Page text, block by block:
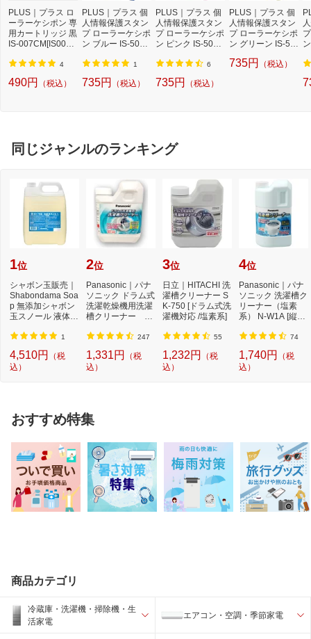
PLUS｜プラス ロ
ーラーケシポン 専
用カートリッジ 黒
IS-007CM[IS007C
4
490円 （税込）
PLUS｜プラス 個
人情報保護スタン
プ ローラーケシポ
ン ブルー IS-500C
BL]
1
735円 （税込）
PLUS｜プラス 個
人情報保護スタン
プ ローラーケシポ
ン ピンク IS-500C
PK]
6
735円 （税込）
PLUS｜プラス 個
人情報保護スタン
プ ローラーケシポ
ン グリーン IS-50
MBGR]
735円 （税込）
同じジャンルのランキング
1位
シャボン玉販売｜
Shabondama Soa
p 無添加シャボン
玉スノール 液体タ
1
4,510円
（税
込）
2位
Panasonic｜パナ
ソニック ドラム式
洗濯乾燥機用洗濯
槽クリーナー N-
濯...
247
1,331円
（税
込）
3位
日立｜HITACHI 洗
濯槽クリーナー S
K-750 [ドラム式洗
濯機対応 /塩素系]
55
1,232円
（税
込）
4位
Panasonic｜パナ
ソニック 洗濯槽ク
リーナー（塩素
系） N-W1A [縦型
系...
74
1,740円
（税
込）
おすすめ特集
商品カテゴリ
冷蔵庫・洗濯機・掃除機・生
活家電
エアコン・空調・季節家電